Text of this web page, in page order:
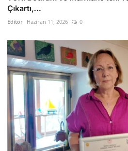
Çıkartı,...
Editör Haziran 11, 2026 0